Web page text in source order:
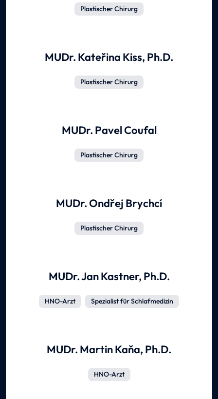
Plastischer Chirurg
MUDr. Kateřina Kiss, Ph.D.
Plastischer Chirurg
MUDr. Pavel Coufal
Plastischer Chirurg
MUDr. Ondřej Brychcí
Plastischer Chirurg
MUDr. Jan Kastner, Ph.D.
HNO-Arzt Spezialist für Schlafmedizin
MUDr. Martin Kaňa, Ph.D.
HNO-Arzt